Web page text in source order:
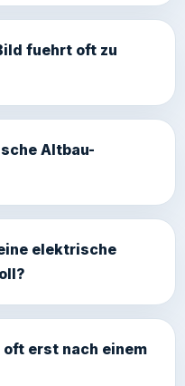
fuehrt oft zu
Altbau-
elektrische
erst nach einem